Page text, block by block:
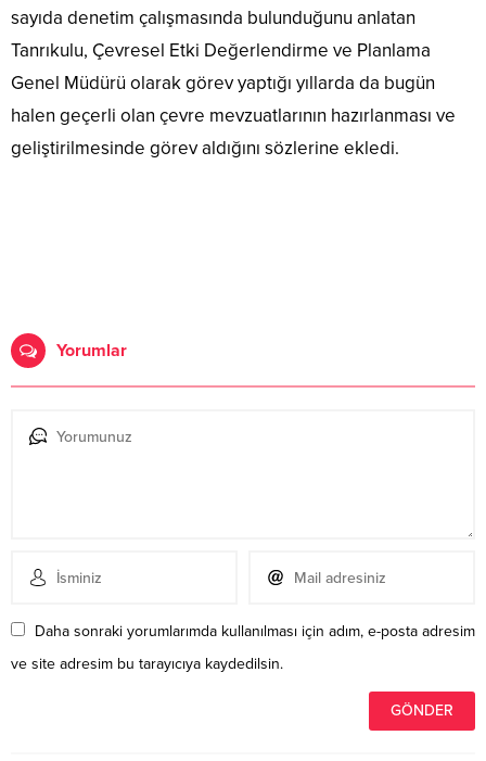
sayıda denetim çalışmasında bulunduğunu anlatan
Tanrıkulu, Çevresel Etki Değerlendirme ve Planlama
Genel Müdürü olarak görev yaptığı yıllarda da bugün
halen geçerli olan çevre mevzuatlarının hazırlanması ve
geliştirilmesinde görev aldığını sözlerine ekledi.
Yorumlar
Daha sonraki yorumlarımda kullanılması için adım, e-posta adresim
ve site adresim bu tarayıcıya kaydedilsin.